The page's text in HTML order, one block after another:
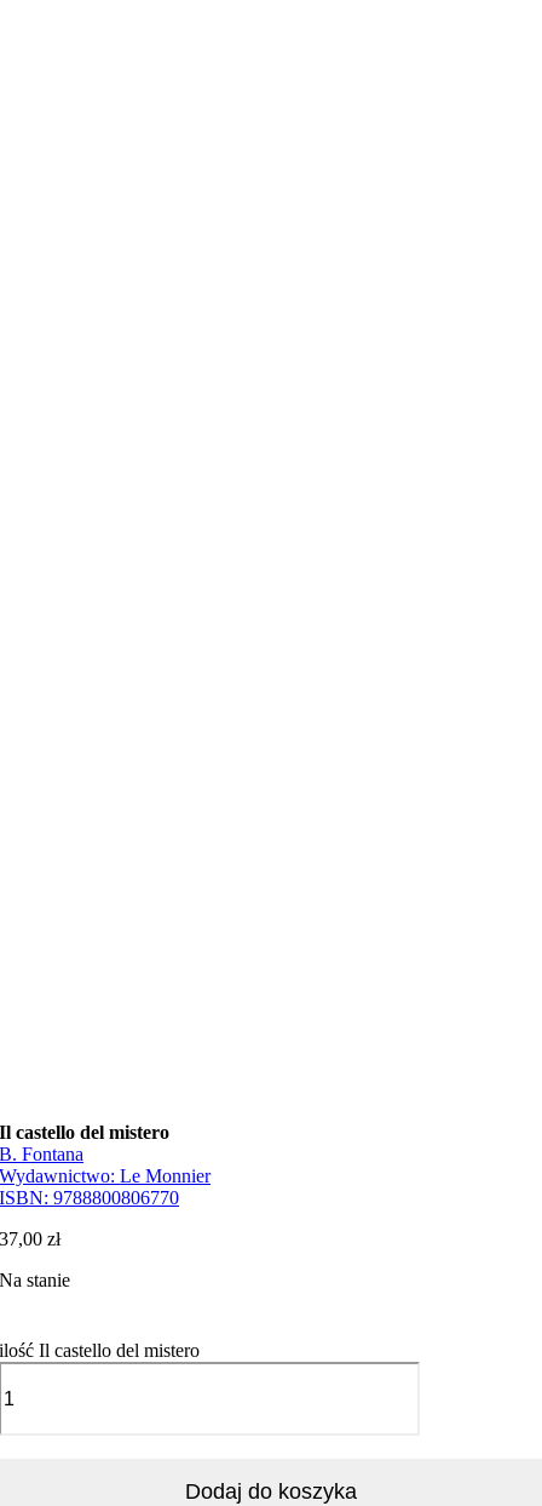
Il castello del mistero
B. Fontana
Wydawnictwo:Le Monnier
ISBN:9788800806770
37,00zł
Na stanie
ilość Il castello del mistero
Dodaj do koszyka